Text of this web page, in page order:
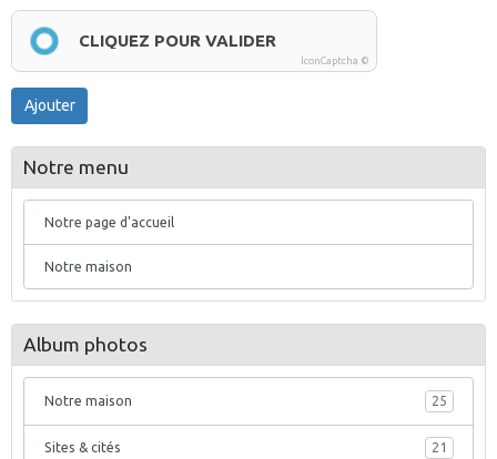
CLIQUEZ POUR VALIDER
IconCaptcha ©
Ajouter
Notre menu
Notre page d'accueil
Notre maison
Album photos
Notre maison 25
Sites & cités 21